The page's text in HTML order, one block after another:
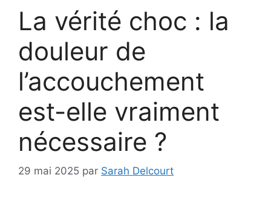
La vérité choc : la
douleur de
l’accouchement
est-elle vraiment
nécessaire ?
29 mai 2025 par Sarah Delcourt